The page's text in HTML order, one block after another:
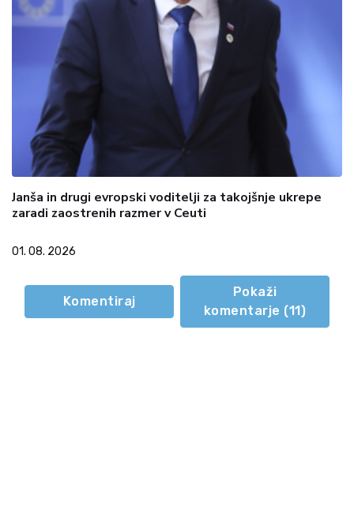
Janša in drugi evropski voditelji za takojšnje ukrepe
zaradi zaostrenih razmer v Ceuti
01. 08. 2026
Komentiraj
Pokaži
komentarje (11)